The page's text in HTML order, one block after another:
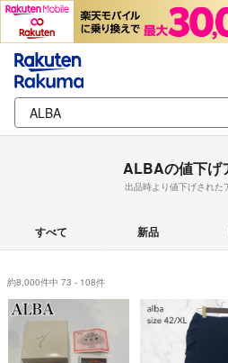
ALBAの値下げ
出品時より値下げされた
すべて 新品
約8,000件中 73 - 108件